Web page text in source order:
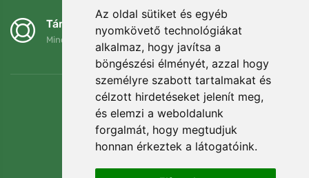
Az oldal sütiket és egyéb
nyomkövető technológiákat
alkalmaz, hogy javítsa a
böngészési élményét, azzal hogy
személyre szabott tartalmakat és
célzott hirdetéseket jelenít meg,
és elemzi a weboldalunk
forgalmát, hogy megtudjuk
honnan érkeztek a látogatóink.
Támogatjuk a Trees.org-ot
Minden megrendelésért ültetünk egy fát! Bővebben